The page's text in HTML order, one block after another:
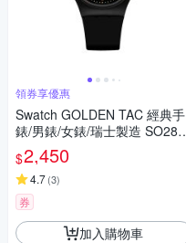
領券享優惠
Swatch GOLDEN TAC 經典手
錶/男錶/女錶/瑞士製造 SO28B
113 (34mm)
$2,450
4.7(3)
券
加入購物車